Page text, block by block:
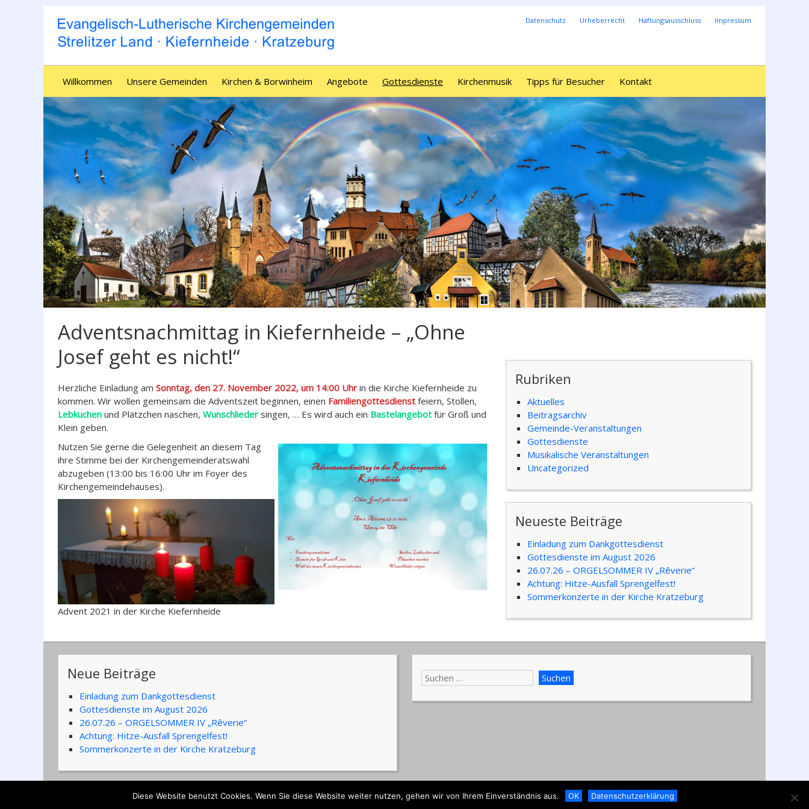
Datenschutz Urheberrecht Haftungsausschluss Impressum
Willkommen Unsere Gemeinden Kirchen & Borwinheim Angebote Gottesdienste Kirchenmusik Tipps für Besucher Kontakt
Adventsnachmittag in Kiefernheide – „Ohne
Josef geht es nicht!“
Herzliche Einladung am Sonntag, den 27. November 2022, um 14:00 Uhr in die Kirche Kiefernheide zu
kommen. Wir wollen gemeinsam die Adventszeit beginnen, einen Familiengottesdienst feiern, Stollen,
Lebkuchen und Plätzchen naschen, Wunschlieder singen, … Es wird auch ein Bastelangebot für Groß und
Klein geben.
Nutzen Sie gerne die Gelegenheit an diesem Tag
ihre Stimme bei der Kirchengemeinderatswahl
abzugeben (13:00 bis 16:00 Uhr im Foyer des
Kirchengemeindehauses).
Advent 2021 in der Kirche Kiefernheide
Rubriken
Aktuelles
Beitragsarchiv
Gemeinde-Veranstaltungen
Gottesdienste
Musikalische Veranstaltungen
Uncategorized
Neueste Beiträge
Einladung zum Dankgottesdienst
Gottesdienste im August 2026
26.07.26 – ORGELSOMMER IV „Rêverie“
Achtung: Hitze-Ausfall Sprengelfest!
Sommerkonzerte in der Kirche Kratzeburg
Neue Beiträge
Einladung zum Dankgottesdienst
Gottesdienste im August 2026
26.07.26 – ORGELSOMMER IV „Rêverie“
Achtung: Hitze-Ausfall Sprengelfest!
Sommerkonzerte in der Kirche Kratzeburg
Copyright 2026Evangelisch-Lutherische Kirchengemeinden Strelitzer Land · Kiefernheide · Kratzeburg
Diese Website benutzt Cookies. Wenn Sie diese Website weiter nutzen, gehen wir von Ihrem Einverständnis aus. OK Datenschutzerklärung